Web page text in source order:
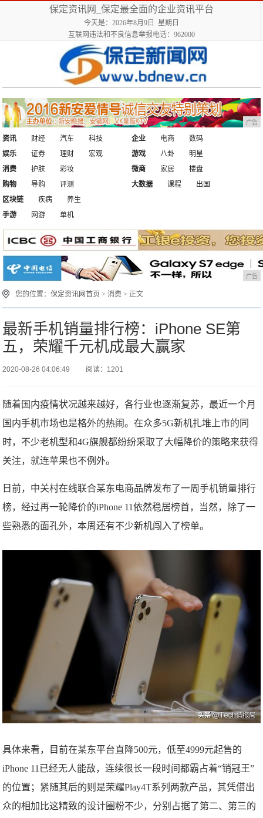
保定资讯网_保定最全面的企业资讯平台
今天是：2026年8月9日 星期日
互联网违法和不良信息举报电话：962000
广告
资讯 财经 汽车
科技
娱乐
证券 理财 宏观
企业 电商
数码
游戏
八卦
明星
消费
护肤
彩妆
购物
导购 评测
微商 家居
楼盘
大数据
课程
出国
区块链
疾病
养生
手游
网游 单机
广告
您的位置：保定资讯网首页 >消费 > 正文
最新手机销量排行榜：iPhone SE第
五，荣耀千元机成最大赢家
2020-08-26 04:06:49 阅读：1201
随着国内疫情状况越来越好，各行业也逐渐复苏，最近一个月
国内手机市场也是格外的热闹。在众多5G新机扎堆上市的同
时，不少老机型和4G旗舰都纷纷采取了大幅降价的策略来获得
关注，就连苹果也不例外。
日前，中关村在线联合某东电商品牌发布了一周手机销量排行
榜，经过再一轮降价的iPhone 11依然稳居榜首，当然，除了一
些熟悉的面孔外，本周还有不少新机闯入了榜单。
具体来看，目前在某东平台直降500元，低至4999元起售的
iPhone 11已经无人能敌，连续很长一段时间都霸占着“销冠王”
的位置；紧随其后的则是荣耀Play4T系列两款产品，其凭借出
众的相加比这精致的设计圈粉不少，分别占据了第二、第三的